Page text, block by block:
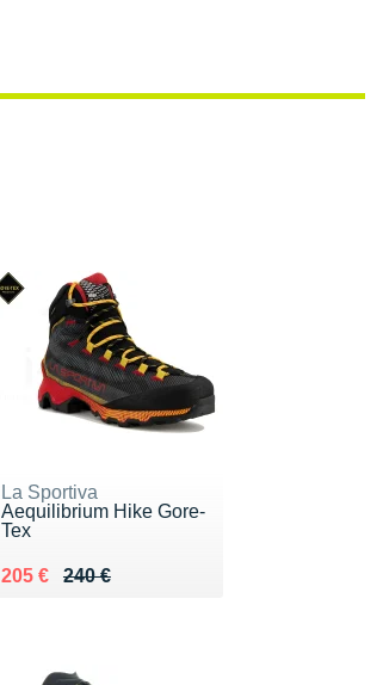
La Sportiva
Aequilibrium Hike Gore-
Tex
240 €
Au lieu de 240 €
205 €
Vendu 205 €